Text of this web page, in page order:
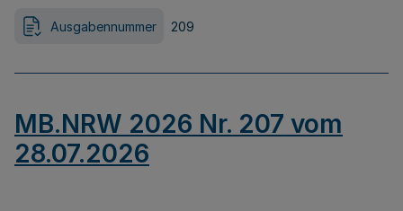
Ausgabennummer 209
MB.NRW 2026 Nr. 207 vom
28.07.2026